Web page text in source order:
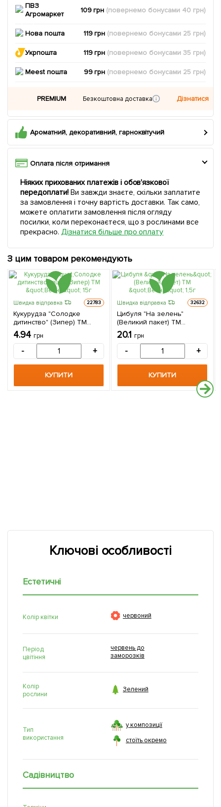
ПВЗ
Агромаркет
109 грн (повернемо бонусами 40 грн)
Нова пошта 119 грн (повернемо бонусами 25 грн)
Укрпошта 119 грн (повернемо бонусами35 грн)
Meest пошта 99 грн (повернемо бонусами 25 грн)
PREMIUM Безкоштовна доставка Дізнатися
Ароматний, декоративний, гарноквітучий
Оплата після отримання
Ніяких прихованих платежів і обов'язкової
передоплати!Ви завжди знаєте, скільки заплатите
за замовлення і точну вартість доставки. Так само,
можете оплатити замовлення після огляду
посилки, коли переконаєтеся, що з рослинами все
прекрасно. Дізнатися більше про оплату
З цим товаром рекомендують
Швидка відправка 22783
Кукурудза "Солодке
дитинство" (Зипер) ТМ
"Весна" 15г
4.94 грн
- +
КУПИТИ
Швидка відправка 32632
Цибуля "На зелень"
(Великий пакет) ТМ
"Весна" 1,5г
20.1 грн
- +
КУПИТИ
Ключові особливості
Естетичні
Колір квітки  червоний
Період
цвітіння
червень до
заморозків
Колір
рослини
 Зелений
Тип
використання
у композиції
стоїть окремо
Садівництво